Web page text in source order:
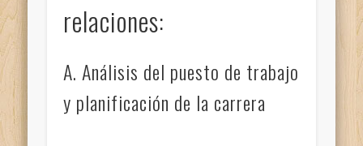
relaciones:
A. Análisis del puesto de trabajo
y planificación de la carrera